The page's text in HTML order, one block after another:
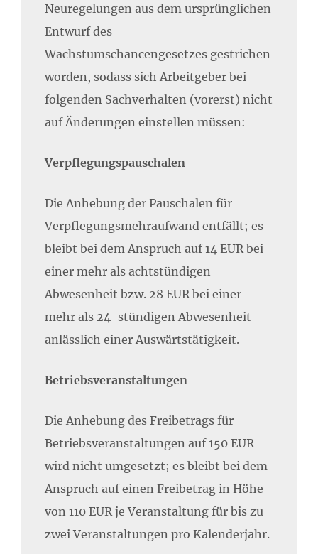
Neuregelungen aus dem ursprünglichen
Entwurf des
Wachstumschancengesetzes gestrichen
worden, sodass sich Arbeitgeber bei
folgenden Sachverhalten (vorerst) nicht
auf Änderungen einstellen müssen:
Verpflegungspauschalen
Die Anhebung der Pauschalen für
Verpflegungsmehraufwand entfällt; es
bleibt bei dem Anspruch auf 14 EUR bei
einer mehr als achtstündigen
Abwesenheit bzw. 28 EUR bei einer
mehr als 24-stündigen Abwesenheit
anlässlich einer Auswärtstätigkeit.
Betriebsveranstaltungen
Die Anhebung des Freibetrags für
Betriebsveranstaltungen auf 150 EUR
wird nicht umgesetzt; es bleibt bei dem
Anspruch auf einen Freibetrag in Höhe
von 110 EUR je Veranstaltung für bis zu
zwei Veranstaltungen pro Kalenderjahr.